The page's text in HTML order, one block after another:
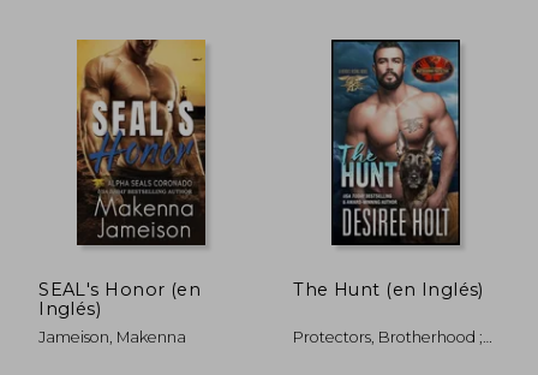
45%
dcto. $ 29.90
40%
dcto.
SEAL's Honor (en
Inglés)
Jameison, Makenna
The Hunt (en Inglés)
Protectors, Brotherhood ;